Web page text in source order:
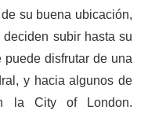
su buena ubicación,
subir hasta su
disfrutar de una
y hacia algunos de
la City of London.